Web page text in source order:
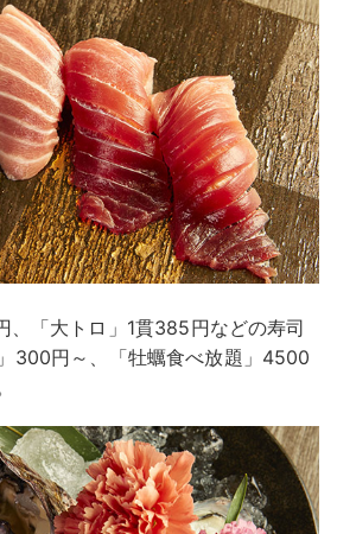
、「大トロ」1貫385円などの寿司
300円～、「牡蠣食べ放題」4500